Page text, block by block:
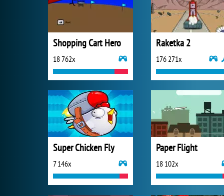
Shopping Cart Hero
18 762x
Raketka 2
176 271x
Super Chicken Fly
7 146x
Paper Flight
18 102x